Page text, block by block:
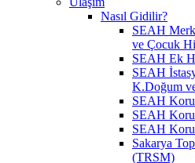
Nasıl Gidilir?
SEAH
ve Çocuk
SEAH Ek
SEAH
K.Doğum
SEAH
SEAH
SEAH
Sakarya
(TRSM)